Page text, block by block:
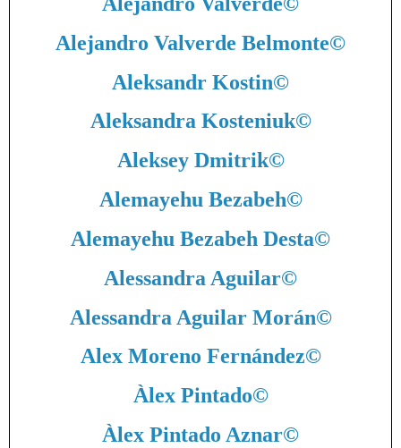
Alejandro Valverde Belmonte©
Aleksandr Kostin©
Aleksandra Kosteniuk©
Aleksey Dmitrik©
Alemayehu Bezabeh©
Alemayehu Bezabeh Desta©
Alessandra Aguilar©
Alessandra Aguilar Morán©
Alex Moreno Fernández©
Àlex Pintado©
Àlex Pintado Aznar©